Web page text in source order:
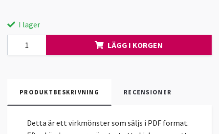
I lager
LÄGG I KORGEN
PRODUKTBESKRIVNING RECENSIONER
Detta är ett virkmönster som säljs i PDF format.